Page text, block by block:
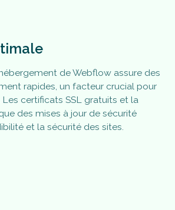
de Webflow assure des
rapides, un facteur crucial pour
certificats SSL gratuits et la
des mises à jour de sécurité
et la sécurité des sites.